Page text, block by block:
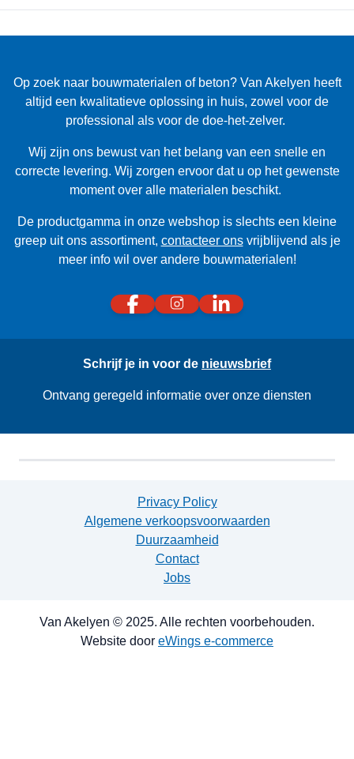
Op zoek naar bouwmaterialen of beton? Van Akelyen heeft
altijd een kwalitatieve oplossing in huis, zowel voor de
professional als voor de doe-het-zelver.
Wij zijn ons bewust van het belang van een snelle en
correcte levering. Wij zorgen ervoor dat u op het gewenste
moment over alle materialen beschikt.
De productgamma in onze webshop is slechts een kleine
greep uit ons assortiment, contacteer onsvrijblijvend als je
meer info wil over andere bouwmaterialen!
Schrijf je in voor de nieuwsbrief
Ontvang geregeld informatie over onze diensten
Privacy Policy
Algemene verkoopsvoorwaarden
Duurzaamheid
Contact
Jobs
Van Akelyen © 2025. Alle rechten voorbehouden.
Website door eWings e-commerce